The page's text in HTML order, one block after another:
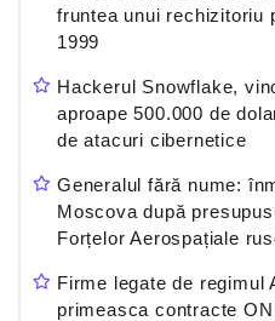
fruntea unui rechizitoriu
1999
Hackerul Snowflake,
aproape 500.000 de
de atacuri cibernetice
Generalul fără nume:
Moscova după
Forțelor Aerospațiale
Firme legate de regimul
primeasca contracte